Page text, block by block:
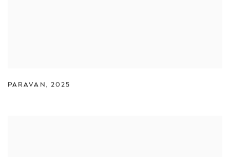
PARAVAN, 2025